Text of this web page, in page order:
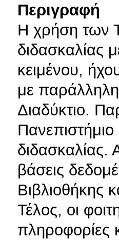
Περιγραφή
Η χρήση των
διδασκαλίας
κειμένου,
με
Διαδύκτιο.
βάσεις
Βιβλιοθήκης
Τέλος, οι
πληροφορίες